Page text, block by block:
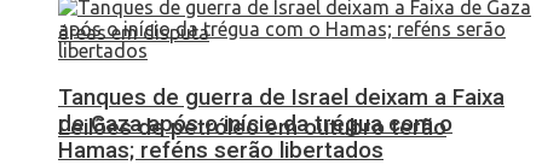
Leilões de petróleo em outubro terão
Tanques de guerra de Israel deixam a Faixa
de Gaza após o início da trégua com o
Hamas; reféns serão libertados